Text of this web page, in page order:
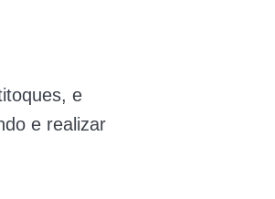
e
e realizar